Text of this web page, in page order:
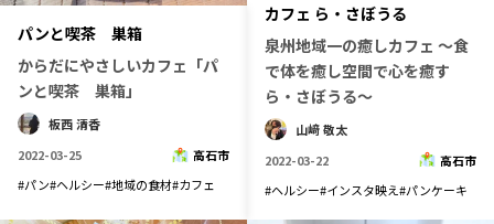
パンと喫茶 巣箱
からだにやさしいカフェ「パ
ンと喫茶 巣箱」
板西 清香
2022-03-25
高石市
#パン#ヘルシー#地域の食材#カフェ
カフェ ら・さぼうる
泉州地域一の癒しカフェ ～食
で体を癒し空間で心を癒す
ら・さぼうる～
山﨑 敬太
2022-03-22
高石市
#ヘルシー#インスタ映え#パンケーキ